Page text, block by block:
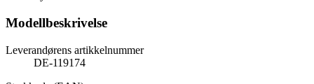
Modellbeskrivelse
Leverandørens artikkelnummer
DE-119174